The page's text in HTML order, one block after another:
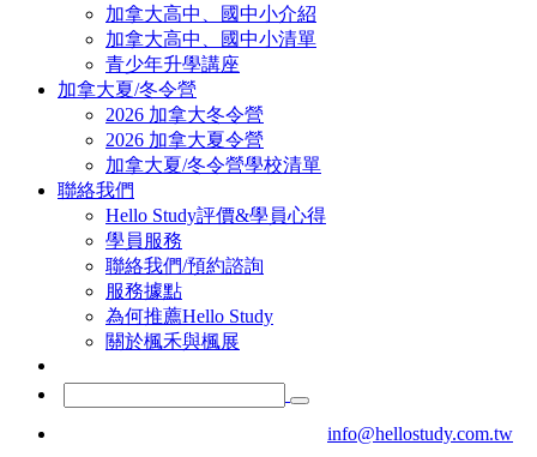
加拿大高中、國中小介紹
加拿大高中、國中小清單
青少年升學講座
加拿大夏/冬令營
2026 加拿大冬令營
2026 加拿大夏令營
加拿大夏/冬令營學校清單
聯絡我們
Hello Study評價&學員心得
學員服務
聯絡我們/預約諮詢
服務據點
為何推薦Hello Study
關於楓禾與楓展
info@hellostudy.com.tw